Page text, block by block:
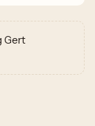
Gert